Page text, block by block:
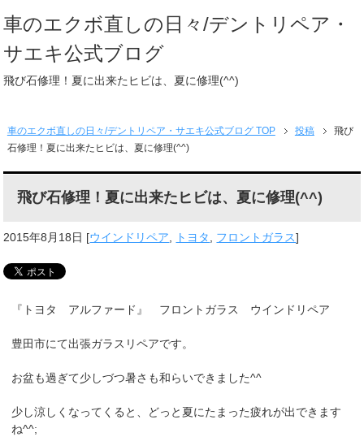
車のエクボ直しの日々/デントリペア・
サエキ公式ブログ
飛び石修理！夏に出来たヒビは、夏に修理(^^)
車のエクボ直しの日々/デントリペア・サエキ公式ブログ TOP 投稿
飛び
石修理！夏に出来たヒビは、夏に修理(^^)
飛び石修理！夏に出来たヒビは、夏に修理(^^)
2015年8月18日 [ウインドリペア, トヨタ, フロントガラス]
『トヨタ アルファード』 フロントガラス ウインドリペア
豊田市にて出張ガラスリペアです。
お盆も過ぎて少しづつ暑さも和らいできました^^
少し涼しくなってくると、どっと夏にたまった疲れが出できます
ね^^;